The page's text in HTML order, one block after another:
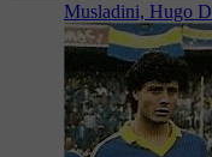
Musladini, Hugo